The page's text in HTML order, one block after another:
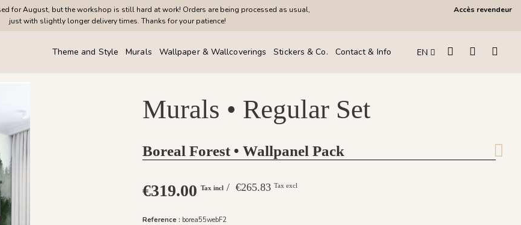
for August, but the workshop is still hard at work! Orders are being processed as usual,
just with slightly longer delivery times. Thanks for your patience!
Accès revendeur
Theme and Style Murals Wallpaper & Wallcoverings Stickers & Co. Contact & Info EN
Murals • Regular Set
Boreal Forest • Wallpanel Pack
€319.00 Tax incl / €265.83 Tax excl
Reference : borea55webF2